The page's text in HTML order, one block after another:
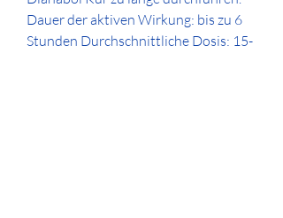
Dauer der aktiven Wirkung: bis zu 6
Stunden Durchschnittliche Dosis: 15-